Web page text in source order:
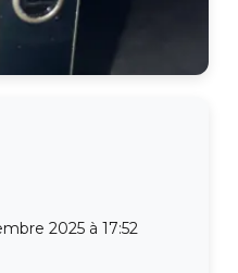
2025 à 17:52